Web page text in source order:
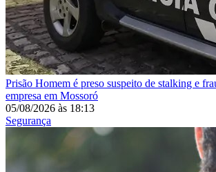
Prisão Homem é preso suspeito de stalking e
empresa em Mossoró
05/08/2026 às 18:13
Segurança